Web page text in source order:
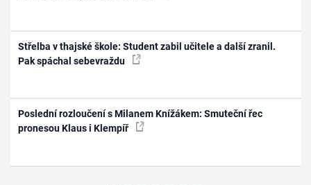
Střelba v thajské škole: Student zabil učitele a další zranil.
Pak spáchal sebevraždu
Poslední rozloučení s Milanem Knížákem: Smuteční řec
pronesou Klaus i Klempíř